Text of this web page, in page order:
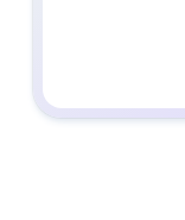
Créez un